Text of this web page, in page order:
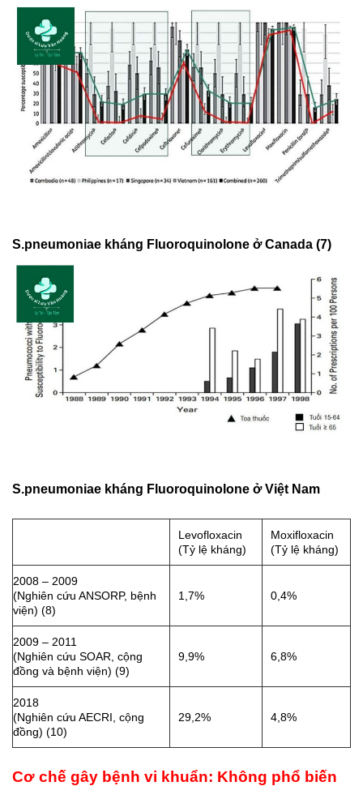
S.pneumoniae kháng Fluoroquinolone ở Canada (7)
S.pneumoniae kháng Fluoroquinolone ở Việt Nam
Levofloxacin
(Tỷ lệ kháng)
Moxifloxacin
(Tỷ lệ kháng)
2008 – 2009
(Nghiên cứu ANSORP, bệnh
viện) (8)
1,7% 0,4%
2009 – 2011
(Nghiên cứu SOAR, cộng
đồng và bệnh viện) (9)
9,9% 6,8%
2018
(Nghiên cứu AECRI, cộng
đồng) (10)
29,2% 4,8%
Cơ chế gây bệnh vi khuẩn: Không phổ biến